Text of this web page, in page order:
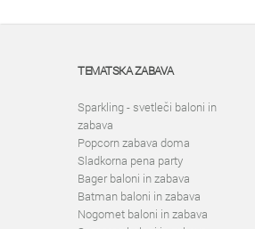
TEMATSKA ZABAVA
Sparkling - svetleči baloni in
zabava
Popcorn zabava doma
Sladkorna pena party
Bager baloni in zabava
Batman baloni in zabava
Nogomet baloni in zabava